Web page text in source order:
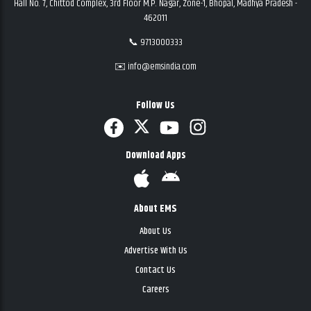
Hall No. 7, Chittod Complex, 3rd Floor M.P. Nagar, Zone-1, Bhopal, Madhya Pradesh -
462011
📞 9713000333
✉️ info@emsindia.com
Follow Us
Download Apps
About EMS
About Us
Advertise With Us
Contact Us
Careers